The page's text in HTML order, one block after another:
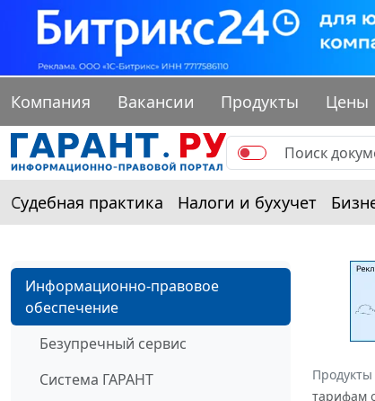
Компания Вакансии Продукты Цены
Судебная практика Налоги и бухучет
Информационно-правовое
обеспечение
Безупречный сервис
Система ГАРАНТ
Продукты
тарифам